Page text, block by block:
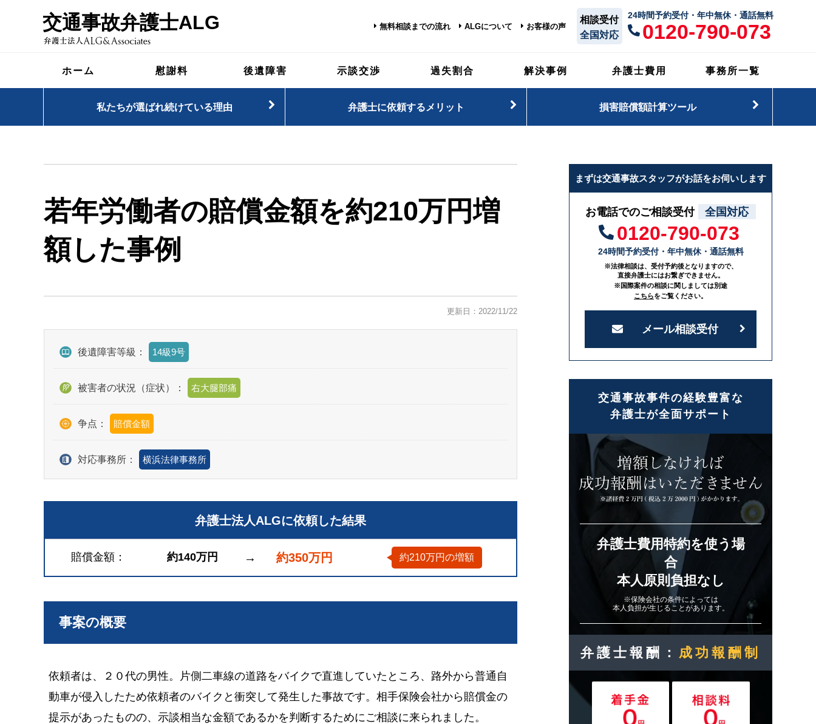
交通事故弁護士ALG 無料相談までの流れ ALGについて お客様の声
相談受付
全国対応
24時間予約受付・年中無休・通話無料
0120-790-073
ホーム 慰謝料 後遺障害 示談交渉 過失割合 解決事例 弁護士費用 事務所一覧
私たちが選ばれ続けている理由 弁護士に依頼するメリット 損害賠償額計算ツール
若年労働者の賠償金額を約210万円増
額した事例
更新日：2022/11/22
後遺障害等級： 14級9号
被害者の状況（症状）： 右大腿部痛
争点： 賠償金額
対応事務所： 横浜法律事務所
弁護士法人ALGに依頼した結果
賠償金額 約140万円 → 約350万円 約210万円の増額
事案の概要
依頼者は、２０代の男性。片側二車線の道路をバイクで直進していたところ、路外から普通自
動車が侵入したため依頼者のバイクと衝突して発生した事故です。相手保険会社から賠償金の
提示があったものの、示談相当な金額であるかを判断するためにご相談に来られました。
まずは交通事故スタッフがお話をお伺いします
お電話でのご相談受付 全国対応
0120-790-073
24時間予約受付・年中無休・通話無料
※法律相談は、受付予約後となりますので、
直接弁護士にはお繋ぎできません。
※国際案件の相談に関しましては別途
こちらをご覧ください。
メール相談受付
交通事故事件の経験豊富な
弁護士が全面サポート
弁護士費用特約を使う場
合
本人原則負担なし
※保険会社の条件によっては
本人負担が生じることがあります。
弁護士報酬： 成功報酬制